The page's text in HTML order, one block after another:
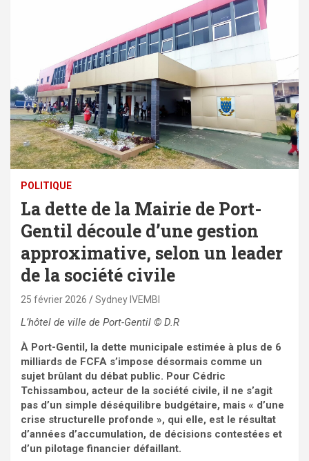
POLITIQUE
La dette de la Mairie de Port-
Gentil découle d’une gestion
approximative, selon un leader
de la société civile
25 février 2026 Sydney IVEMBI
L’hôtel de ville de Port-Gentil © D.R
À Port-Gentil, la dette municipale estimée à plus de 6
milliards de FCFA s’impose désormais comme un
sujet brûlant du débat public. Pour Cédric
Tchissambou, acteur de la société civile, il ne s’agit
pas d’un simple déséquilibre budgétaire, mais « d’une
crise structurelle profonde », qui elle, est le résultat
d’années d’accumulation, de décisions contestées et
d’un pilotage financier défaillant.